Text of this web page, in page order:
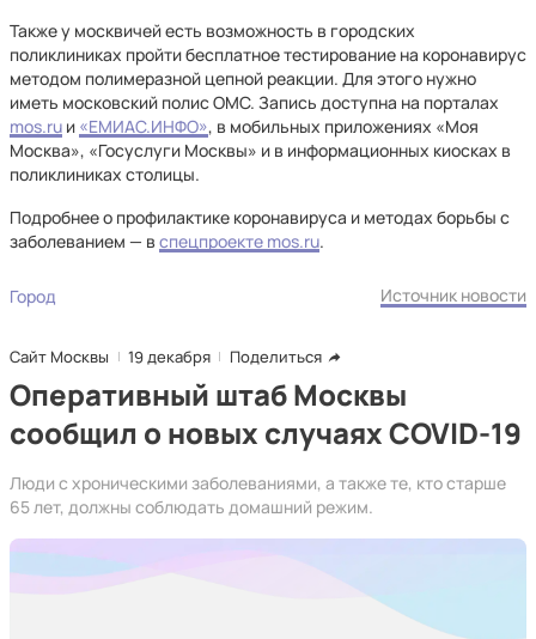
Также у москвичей есть возможность в городских
поликлиниках пройти бесплатное тестирование на коронавирус
методом полимеразной цепной реакции. Для этого нужно
иметь московский полис ОМС. Запись доступна на порталах
mos.ru и «ЕМИАС.ИНФО», в мобильных приложениях «Моя
Москва», «Госуслуги Москвы» и в информационных киосках в
поликлиниках столицы.
Подробнее о профилактике коронавируса и методах борьбы с
заболеванием — в спецпроекте mos.ru.
Город Источник новости
Сайт Москвы 19 декабря Поделиться
Оперативный штаб Москвы
сообщил о новых случаях COVID-19
Люди с хроническими заболеваниями, а также те, кто старше
65 лет, должны соблюдать домашний режим.